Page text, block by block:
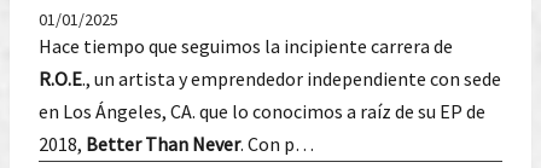
01/01/2025
Hace tiempo que seguimos la incipiente carrera de
R.O.E., un artista y emprendedor independiente con sede
en Los Ángeles, CA. que lo conocimos a raíz de su EP de
2018, Better Than Never. Con p…